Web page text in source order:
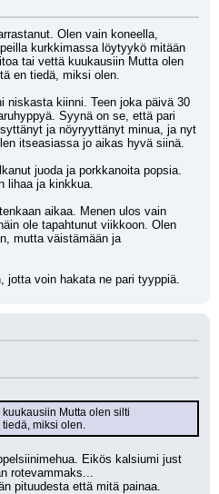
Olen vain koneella,
kurkkimassa löytyykö mitään
tai vettä kuukausiin Mutta olen
en tiedä, miksi olen.
niskasta kiinni. Teen joka päivä 30
Syynä on se, että pari
ja nöyryyttänyt minua, ja nyt
itseasiassa jo aikas hyvä siinä.
juoda ja porkkanoita popsia.
lihaa ja kinkkua.
aikaa. Menen ulos vain
ole tapahtunut viikkoon. Olen
mutta väistämään ja
jotta voin hakata ne pari tyyppiä.
Mutta olen silti
miksi olen.
Eikös kalsiumi just
rotevammaks...
pituudesta että mitä painaa.